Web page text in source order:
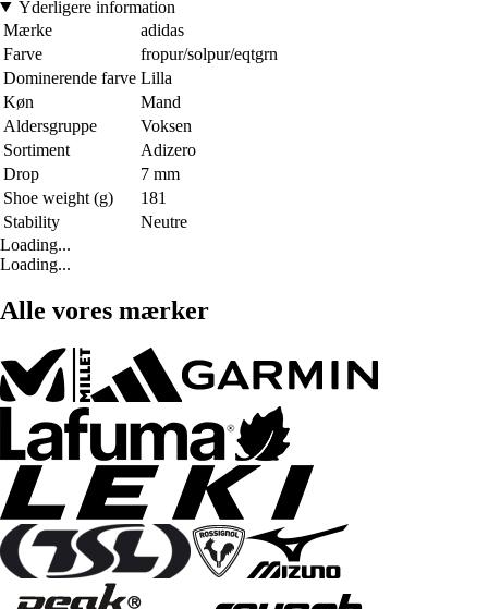
Yderligere information
Mærke
adidas
Farve
fropur/solpur/eqtgrn
Dominerende farve Lilla
Køn
Mand
Aldersgruppe
Voksen
Sortiment
Adizero
Drop
7 mm
Shoe weight (g)
181
Stability
Neutre
Loading...
Loading...
Alle vores mærker